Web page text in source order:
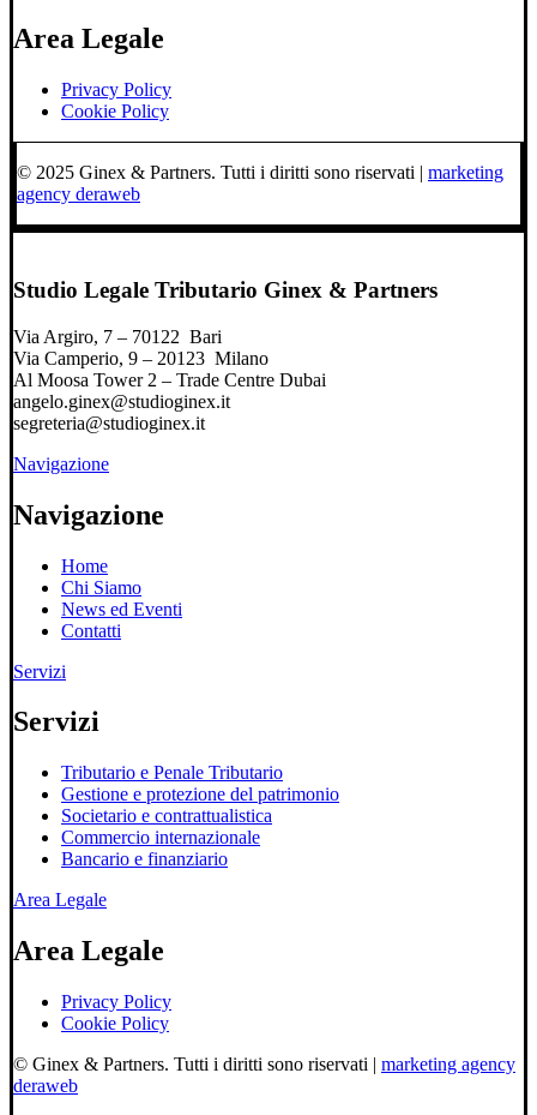
Area Legale
Privacy Policy
Cookie Policy
© 2025 Ginex & Partners. Tutti i diritti sono riservati | marketing
agency deraweb
Studio Legale Tributario Ginex & Partners
Via Argiro, 7 – 70122 Bari
Via Camperio, 9 – 20123 Milano
Al Moosa Tower 2 – Trade Centre Dubai
angelo.ginex@studioginex.it
segreteria@studioginex.it
Navigazione
Navigazione
Home
Chi Siamo
News ed Eventi
Contatti
Servizi
Servizi
Tributario e Penale Tributario
Gestione e protezione del patrimonio
Societario e contrattualistica
Commercio internazionale
Bancario e finanziario
Area Legale
Area Legale
Privacy Policy
Cookie Policy
© Ginex & Partners. Tutti i diritti sono riservati | marketing agency
deraweb